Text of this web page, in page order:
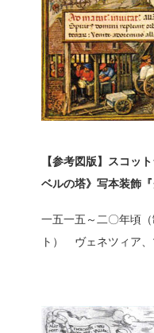
【参考図版】スコッ
ベルの塔》写本装飾
一五一五～二〇年頃
ト） ヴェネツィア